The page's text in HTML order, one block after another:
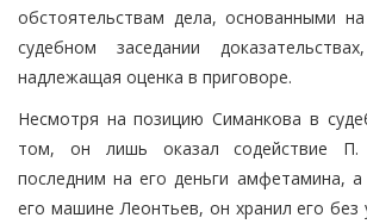
обстоятельствам дела, основанными
судебном заседании
надлежащая оценка в приговоре.
Несмотря на позицию Симанкова в
том, он лишь оказал содействие П.
последним на его деньги амфетамина, а
его машине Леонтьев, он хранил его